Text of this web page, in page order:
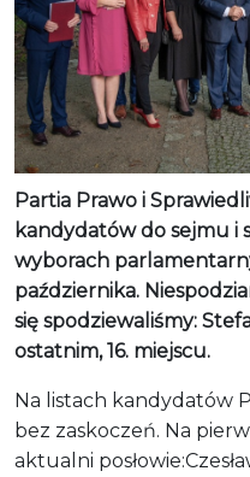
Partia Prawo i
kandydatów do sejmu i
wyborach
października.
się spodziewaliśmy:
ostatnim, 16. miejscu.
Na listach kandydatów
bez zaskoczeń. Na
aktualni